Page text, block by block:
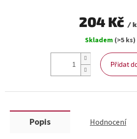
204 Kč /
cena:
Skladem (>5 ks)
Přidat
Popis Hodnocení